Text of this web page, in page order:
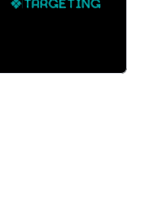
of the Armenian